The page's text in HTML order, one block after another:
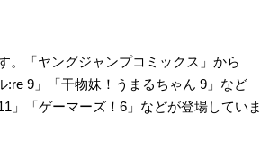
。「ヤングジャンプコミックス」から
:re 9」「干物妹！うまるちゃん 9」など
」「ゲーマーズ！6」などが登場していま